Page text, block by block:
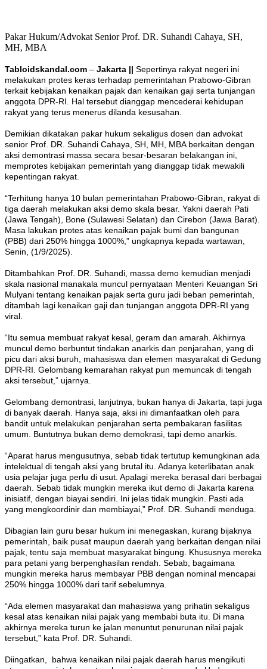
Pakar Hukum/Advokat Senior Prof. DR. Suhandi Cahaya, SH,
MH, MBA
Tabloidskandal.com – Jakarta || Sepertinya rakyat negeri ini
melakukan protes keras terhadap pemerintahan Prabowo-Gibran
terkait kebijakan kenaikan pajak dan kenaikan gaji serta tunjangan
anggota DPR-RI. Hal tersebut dianggap mencederai kehidupan
rakyat yang terus menerus dilanda kesusahan.
Demikian dikatakan pakar hukum sekaligus dosen dan advokat
senior Prof. DR. Suhandi Cahaya, SH, MH, MBA berkaitan dengan
aksi demontrasi massa secara besar-besaran belakangan ini,
memprotes kebijakan pemerintah yang dianggap tidak mewakili
kepentingan rakyat.
“Terhitung hanya 10 bulan pemerintahan Prabowo-Gibran, rakyat di
tiga daerah melakukan aksi demo skala besar. Yakni daerah Pati
(Jawa Tengah), Bone (Sulawesi Selatan) dan Cirebon (Jawa Barat).
Masa lakukan protes atas kenaikan pajak bumi dan bangunan
(PBB) dari 250% hingga 1000%,” ungkapnya kepada wartawan,
Senin, (1/9/2025).
Ditambahkan Prof. DR. Suhandi, massa demo kemudian menjadi
skala nasional manakala muncul pernyataan Menteri Keuangan Sri
Mulyani tentang kenaikan pajak serta guru jadi beban pemerintah,
ditambah lagi kenaikan gaji dan tunjangan anggota DPR-RI yang
viral.
“Itu semua membuat rakyat kesal, geram dan amarah. Akhirnya
muncul demo berbuntut tindakan anarkis dan penjarahan, yang di
picu dari aksi buruh, mahasiswa dan elemen masyarakat di Gedung
DPR-RI. Gelombang kemarahan rakyat pun memuncak di tengah
aksi tersebut,” ujarnya.
Gelombang demontrasi, lanjutnya, bukan hanya di Jakarta, tapi juga
di banyak daerah. Hanya saja, aksi ini dimanfaatkan oleh para
bandit untuk melakukan penjarahan serta pembakaran fasilitas
umum. Buntutnya bukan demo demokrasi, tapi demo anarkis.
“Aparat harus mengusutnya, sebab tidak tertutup kemungkinan ada
intelektual di tengah aksi yang brutal itu. Adanya keterlibatan anak
usia pelajar juga perlu di usut. Apalagi mereka berasal dari berbagai
daerah. Sebab tidak mungkin mereka ikut demo di Jakarta karena
inisiatif, dengan biayai sendiri. Ini jelas tidak mungkin. Pasti ada
yang mengkoordinir dan membiayai,” Prof. DR. Suhandi menduga.
Dibagian lain guru besar hukum ini menegaskan, kurang bijaknya
pemerintah, baik pusat maupun daerah yang berkaitan dengan nilai
pajak, tentu saja membuat masyarakat bingung. Khususnya mereka
para petani yang berpenghasilan rendah. Sebab, bagaimana
mungkin mereka harus membayar PBB dengan nominal mencapai
250% hingga 1000% dari tarif sebelumnya.
“Ada elemen masyarakat dan mahasiswa yang prihatin sekaligus
kesal atas kenaikan nilai pajak yang membabi buta itu. Di mana
akhirnya mereka turun ke jalan menuntut penurunan nilai pajak
tersebut,” kata Prof. DR. Suhandi.
Diingatkan, bahwa kenaikan nilai pajak daerah harus mengikuti